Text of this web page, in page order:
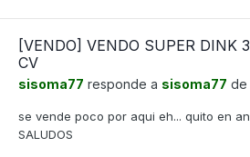
[VENDO] VENDO SUPER DINK
CV
sisoma77 responde a sisoma77 de
se vende poco por aqui eh... quito en
SALUDOS